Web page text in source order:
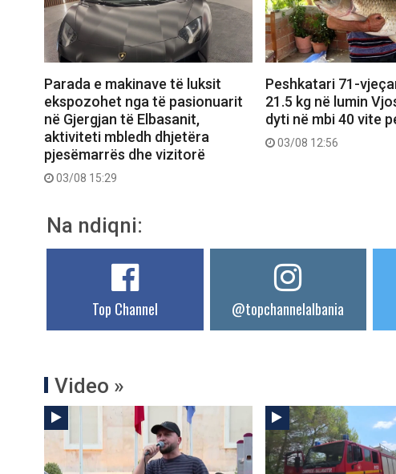
Parada e makinave të luksit
ekspozohet nga të pasionuarit
në Gjergjan të Elbasanit,
aktiviteti mbledh dhjetëra
pjesëmarrës dhe vizitorë
03/08 15:29
Peshkatari 71-
21.5 kg në lumin
dyti në mbi 40 vite
03/08 12:56
Na ndiqni:
Top Channel @topchannelalbania
Video »